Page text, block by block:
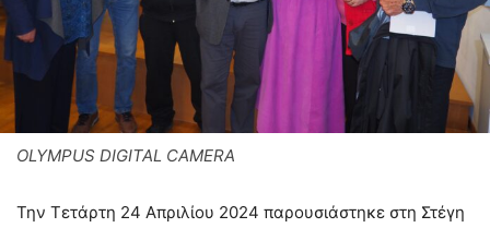
OLYMPUS DIGITAL CAMERA
Την Τετάρτη 24 Απριλίου 2024 παρουσιάστηκε στη Στέγη